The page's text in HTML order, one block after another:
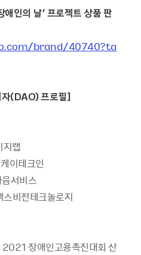
애인의 날’프로젝트상품판
brand/40740?ta
(DAO)프로필]
랩
테크인
서비스
전테크놀로지
장애인고용촉진대회 산